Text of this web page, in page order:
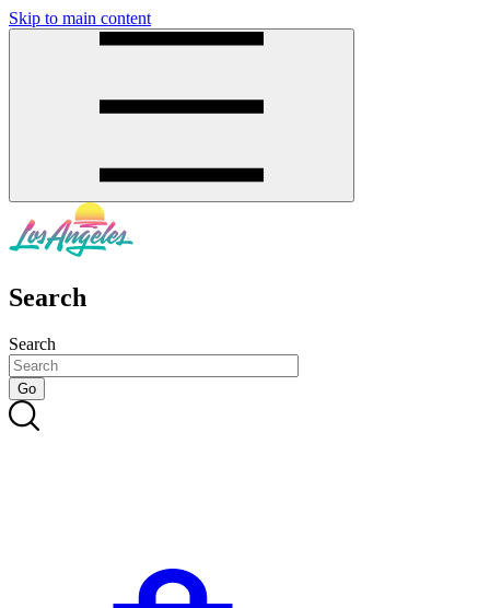
Skip to main content
Search
Search